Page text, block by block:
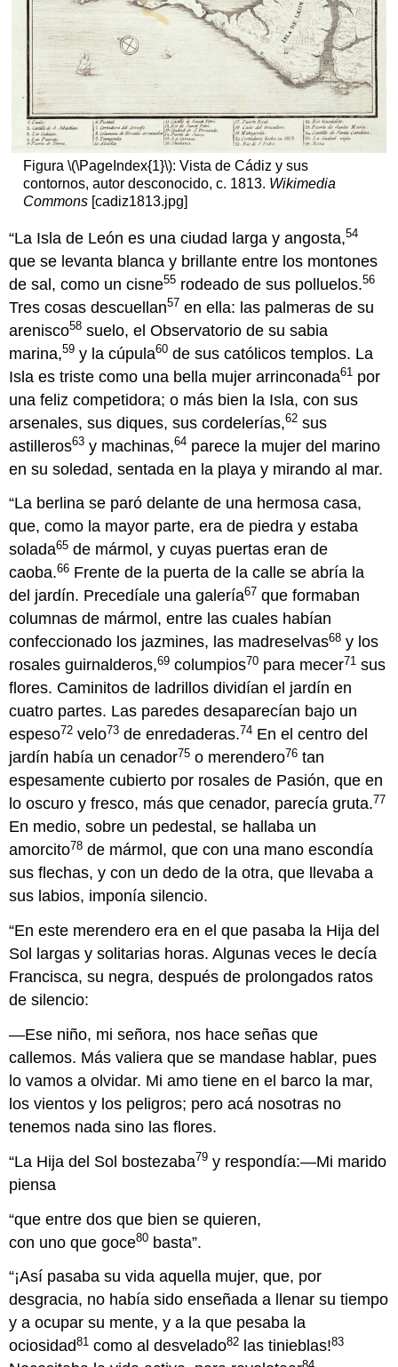
Figura \(\PageIndex{1}\): Vista de Cádiz y sus
contornos, autor desconocido, c. 1813. Wikimedia
Commons[cadiz1813.jpg]
“La Isla de León es una ciudad larga y angosta,54
que se levanta blanca y brillante entre los montones
de sal, como un cisne55 rodeado de sus polluelos.56
Tres cosas descuellan57 en ella: las palmeras de su
arenisco58 suelo, el Observatorio de su sabia
marina,59 y la cúpula60 de sus católicos templos. La
Isla es triste como una bella mujer arrinconada61 por
una feliz competidora; o más bien la Isla, con sus
arsenales, sus diques, sus cordelerías,62 sus
astilleros63 y machinas,64 parece la mujer del marino
en su soledad, sentada en la playa y mirando al mar.
“La berlina se paró delante de una hermosa casa,
que, como la mayor parte, era de piedra y estaba
solada65 de mármol, y cuyas puertas eran de
caoba.66 Frente de la puerta de la calle se abría la
del jardín. Precedíale una galería67 que formaban
columnas de mármol, entre las cuales habían
confeccionado los jazmines, las madreselvas68 y los
rosales guirnalderos,69 columpios70 para mecer71 sus
flores. Caminitos de ladrillos dividían el jardín en
cuatro partes. Las paredes desaparecían bajo un
espeso72 velo73 de enredaderas.74 En el centro del
jardín había un cenador75 o merendero76 tan
espesamente cubierto por rosales de Pasión, que en
lo oscuro y fresco, más que cenador, parecía gruta.77
En medio, sobre un pedestal, se hallaba un
amorcito78 de mármol, que con una mano escondía
sus flechas, y con un dedo de la otra, que llevaba a
sus labios, imponía silencio.
“En este merendero era en el que pasaba la Hija del
Sol largas y solitarias horas. Algunas veces le decía
Francisca, su negra, después de prolongados ratos
de silencio:
—Ese niño, mi señora, nos hace señas que
callemos. Más valiera que se mandase hablar, pues
lo vamos a olvidar. Mi amo tiene en el barco la mar,
los vientos y los peligros; pero acá nosotras no
tenemos nada sino las flores.
“La Hija del Sol bostezaba79 y respondía:—Mi marido
piensa
“que entre dos que bien se quieren,
con uno que goce80 basta”.
“¡Así pasaba su vida aquella mujer, que, por
desgracia, no había sido enseñada a llenar su tiempo
y a ocupar su mente, y a la que pesaba la
ociosidad81 como al desvelado82 las tinieblas!83